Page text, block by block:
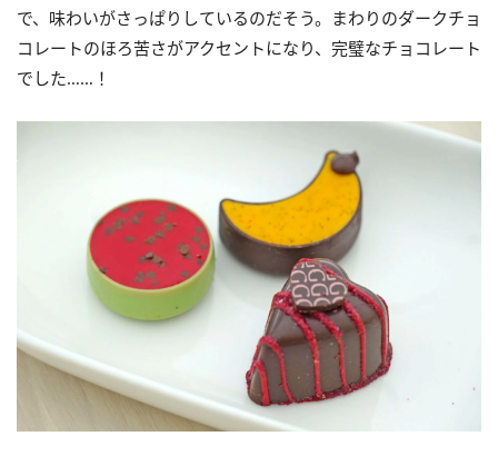
で、味わいがさっぱりしているのだそう。まわりのダークチョ
コレートのほろ苦さがアクセントになり、完璧なチョコレート
でした……！